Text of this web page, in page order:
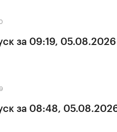
за 09:19, 05.08.2026
за 08:48,